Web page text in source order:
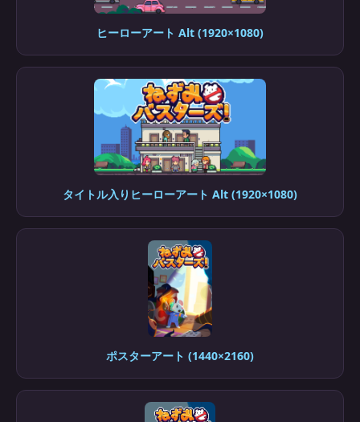
ヒーローアート Alt (1920×1080)
タイトル入りヒーローアート Alt (1920×1080)
ポスターアート (1440×2160)